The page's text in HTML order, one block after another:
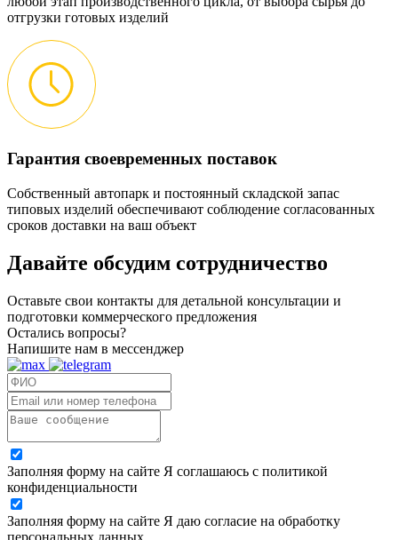
отгрузки готовых изделий
Гарантия своевременных поставок
Собственный автопарк и постоянный складской запас
типовых изделий обеспечивают соблюдение согласованных
сроков доставки на ваш объект
Давайте обсудим сотрудничество
Оставьте свои контакты для детальной консультации и
подготовки коммерческого предложения
Остались вопросы?
Напишите нам в мессенджер
Заполняя форму на сайте Я соглашаюсь с политикой
конфиденциальности
Заполняя форму на сайте Я даю согласие на обработку
персональных данных.